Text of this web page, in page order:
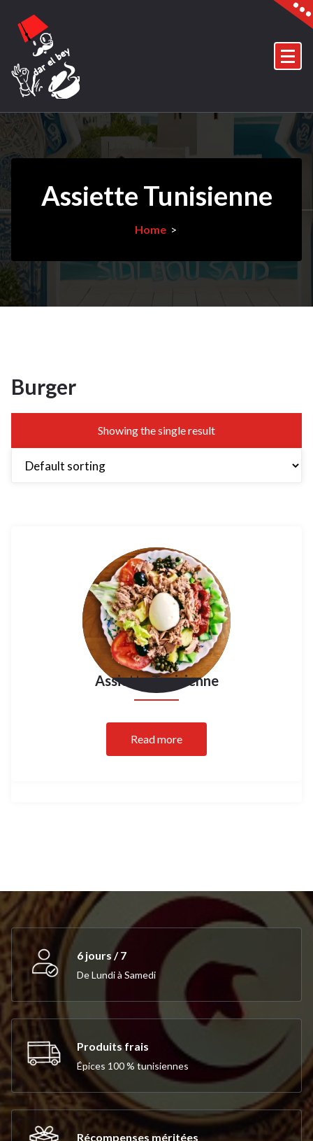
content
Assiette Tunisienne
Home>
Burger
Showing the single result
Assiette Tunisienne
Read more
6 jours / 7
De Lundi à Samedi
Produits frais
Épices 100 % tunisiennes
Récompenses méritées